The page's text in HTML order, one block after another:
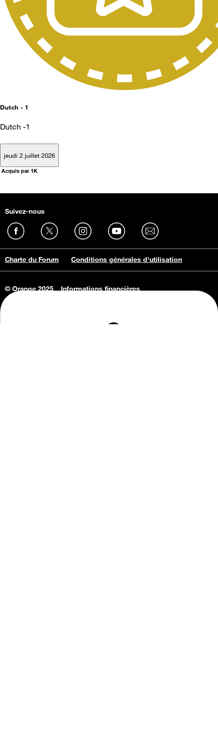
Dutch - 1
Dutch -1
jeudi 2 juillet 2026
Acquis par 1K
Suivez-nous
Charte du Forum Conditions générales d'utilisation
© Orange 2025
Informations financières